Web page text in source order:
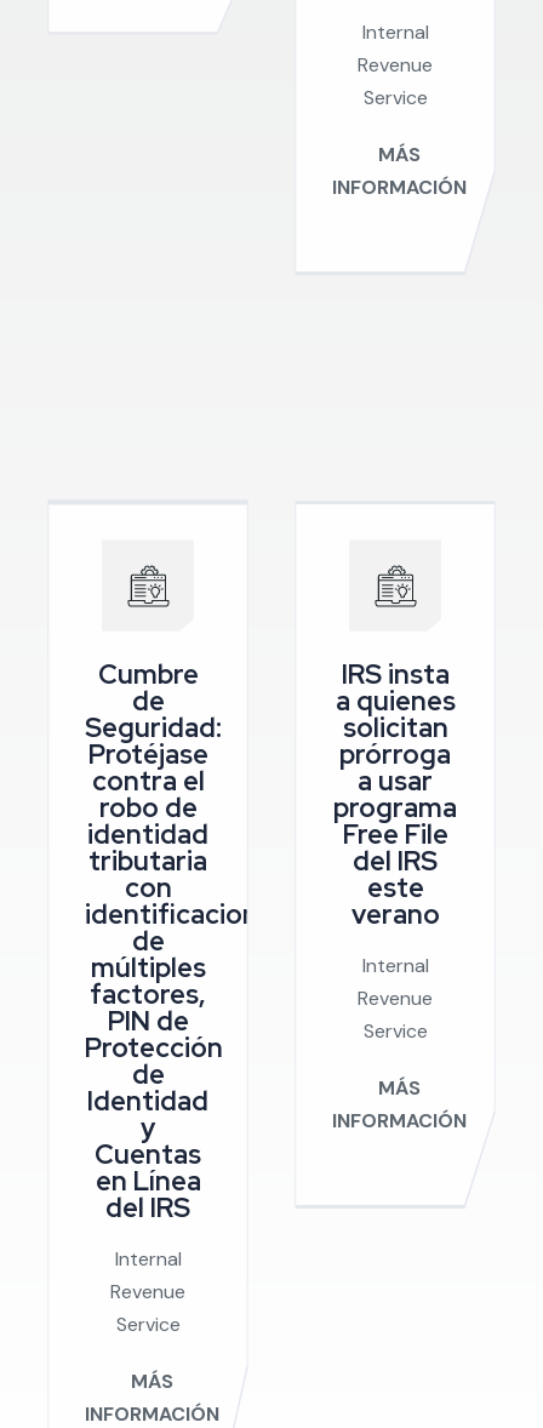
Internal
Revenue
Service
MÁS
INFORMACIÓN
Cumbre
de
Seguridad:
Protéjase
contra el
robo de
identidad
tributaria
con
identificaciones
de
múltiples
factores,
PIN de
Protección
de
Identidad
y
Cuentas
en Línea
del IRS
Internal
Revenue
Service
MÁS
INFORMACIÓN
IRS insta
a quienes
solicitan
prórroga
a usar
programa
Free File
del IRS
este
verano
Internal
Revenue
Service
MÁS
INFORMACIÓN